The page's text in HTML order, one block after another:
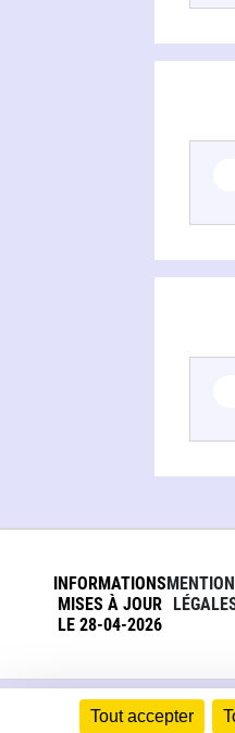
Tout accepter
INFORMATIONS
MISES À JOUR
LE 28-04-2026